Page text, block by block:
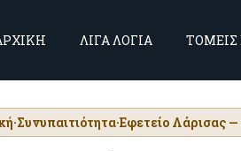
ΛΙΓΑ ΛΟΓΙΑ ΤΟΜΕΙΣ
·Συνυπαιτιότητα·Εφετείο Λάρισας —